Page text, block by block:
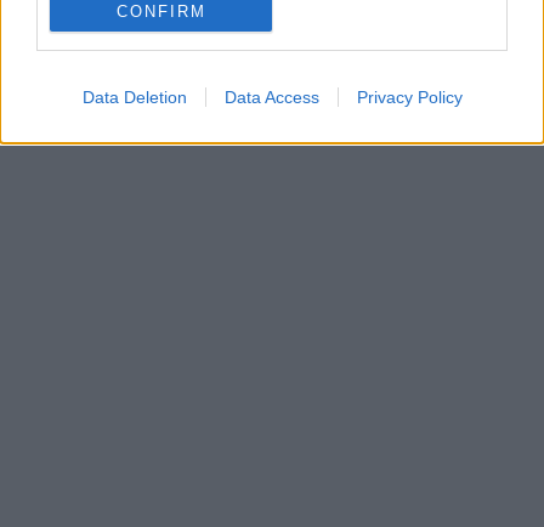
CONFIRM
Data Deletion Data Access Privacy Policy